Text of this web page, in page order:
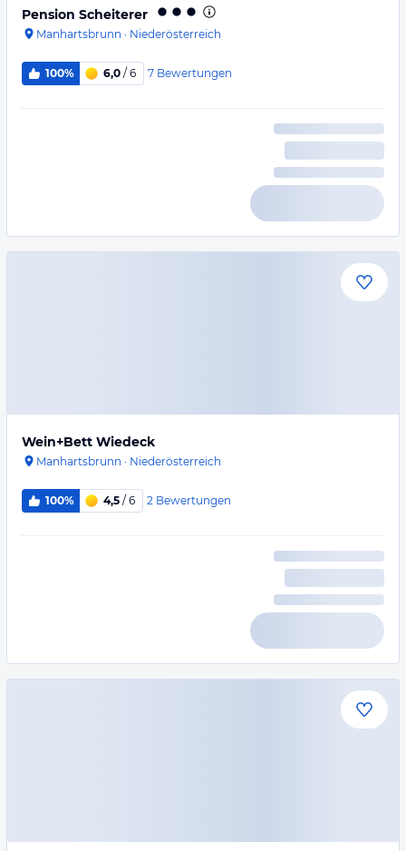
Pension Scheiterer
Manhartsbrunn · Niederösterreich
100% 6,0 / 6 7 Bewertungen
Wein+Bett Wiedeck
Manhartsbrunn · Niederösterreich
100% 4,5 / 6 2 Bewertungen